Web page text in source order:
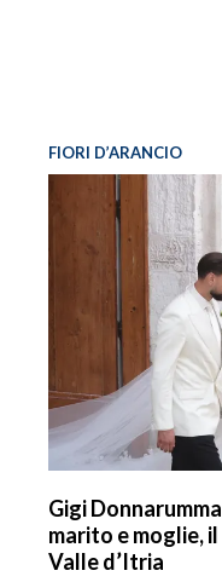
FIORI D’ARANCIO
Gigi
marito e moglie,
Valle d’Itria